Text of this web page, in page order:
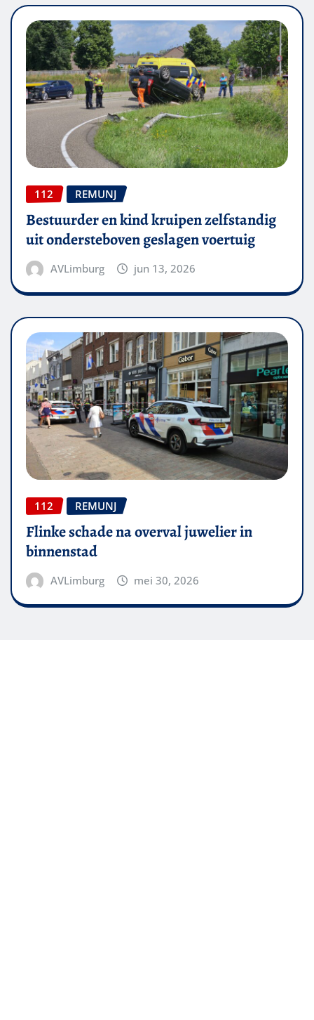
112 REMUNJ
Bestuurder en kind kruipen zelfstandig
uit ondersteboven geslagen voertuig
AVLimburg jun 13, 2026
112 REMUNJ
Flinke schade na overval juwelier in
binnenstad
AVLimburg mei 30, 2026